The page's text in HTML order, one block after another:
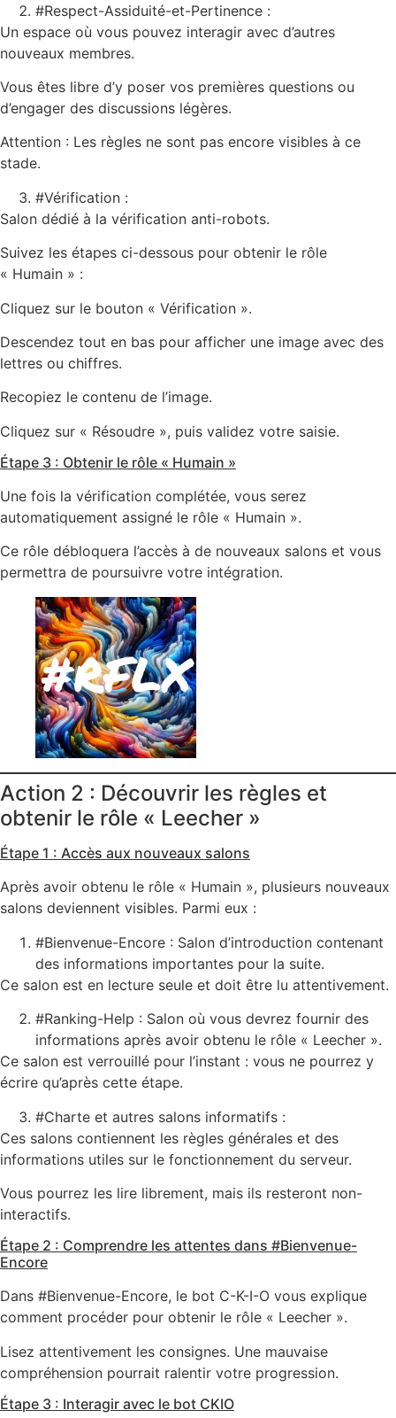
#Respect-Assiduité-et-Pertinence :
Un espace où vous pouvez interagir avec d’autres
nouveaux membres.
Vous êtes libre d’y poser vos premières questions ou
d’engager des discussions légères.
Attention : Les règles ne sont pas encore visibles à ce
stade.
#Vérification :
Salon dédié à la vérification anti-robots.
Suivez les étapes ci-dessous pour obtenir le rôle
« Humain » :
Cliquez sur le bouton « Vérification ».
Descendez tout en bas pour afficher une image avec des
lettres ou chiffres.
Recopiez le contenu de l’image.
Cliquez sur « Résoudre », puis validez votre saisie.
Étape 3 : Obtenir le rôle « Humain »
Une fois la vérification complétée, vous serez
automatiquement assigné le rôle « Humain ».
Ce rôle débloquera l’accès à de nouveaux salons et vous
permettra de poursuivre votre intégration.
Action 2 : Découvrir les règles et
obtenir le rôle « Leecher »
Étape 1 : Accès aux nouveaux salons
Après avoir obtenu le rôle « Humain », plusieurs nouveaux
salons deviennent visibles. Parmi eux :
#Bienvenue-Encore : Salon d’introduction contenant
des informations importantes pour la suite.
Ce salon est en lecture seule et doit être lu attentivement.
#Ranking-Help : Salon où vous devrez fournir des
informations après avoir obtenu le rôle « Leecher ».
Ce salon est verrouillé pour l’instant : vous ne pourrez y
écrire qu’après cette étape.
#Charte et autres salons informatifs :
Ces salons contiennent les règles générales et des
informations utiles sur le fonctionnement du serveur.
Vous pourrez les lire librement, mais ils resteront non-
interactifs.
Étape 2 : Comprendre les attentes dans #Bienvenue-
Encore
Dans #Bienvenue-Encore, le bot C-K-I-O vous explique
comment procéder pour obtenir le rôle « Leecher ».
Lisez attentivement les consignes. Une mauvaise
compréhension pourrait ralentir votre progression.
Étape 3 : Interagir avec le bot CKIO